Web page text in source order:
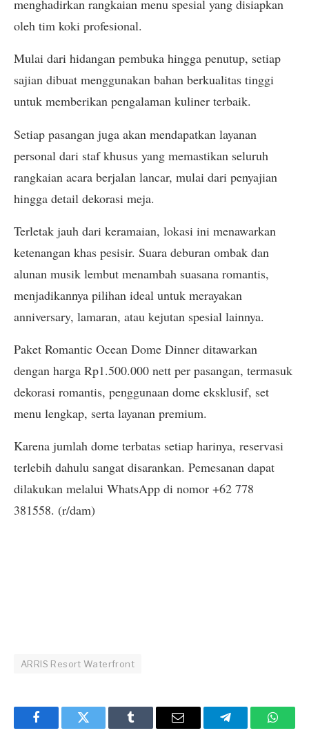
menghadirkan rangkaian menu spesial yang disiapkan
oleh tim koki profesional.
Mulai dari hidangan pembuka hingga penutup, setiap
sajian dibuat menggunakan bahan berkualitas tinggi
untuk memberikan pengalaman kuliner terbaik.
Setiap pasangan juga akan mendapatkan layanan
personal dari staf khusus yang memastikan seluruh
rangkaian acara berjalan lancar, mulai dari penyajian
hingga detail dekorasi meja.
Terletak jauh dari keramaian, lokasi ini menawarkan
ketenangan khas pesisir. Suara deburan ombak dan
alunan musik lembut menambah suasana romantis,
menjadikannya pilihan ideal untuk merayakan
anniversary, lamaran, atau kejutan spesial lainnya.
Paket Romantic Ocean Dome Dinner ditawarkan
dengan harga Rp1.500.000 nett per pasangan, termasuk
dekorasi romantis, penggunaan dome eksklusif, set
menu lengkap, serta layanan premium.
Karena jumlah dome terbatas setiap harinya, reservasi
terlebih dahulu sangat disarankan. Pemesanan dapat
dilakukan melalui WhatsApp di nomor +62 778
381558. (r/dam)
ARRIS Resort Waterfront
FacebookTwitter Tumblr Email Telegram